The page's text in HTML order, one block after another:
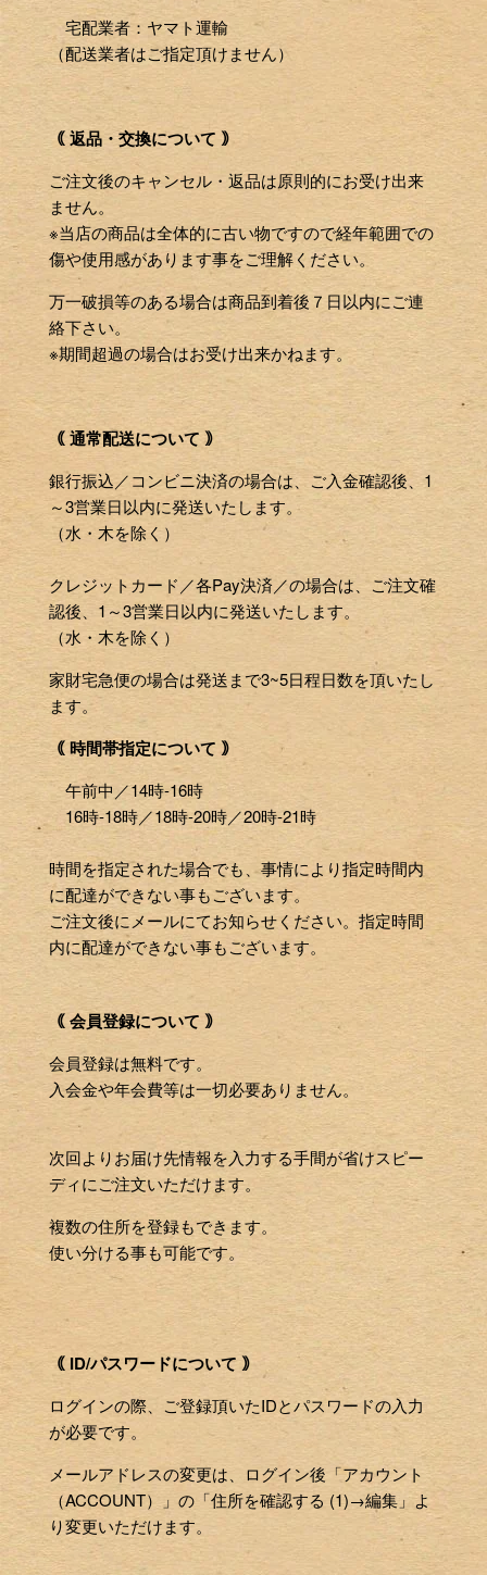
宅配業者：ヤマト運輸
（配送業者はご指定頂けません）
｟ 返品・交換について ｠
ご注文後のキャンセル・返品は原則的にお受け出来
ません。
※当店の商品は全体的に古い物ですので経年範囲での
傷や使用感があります事をご理解ください。
万一破損等のある場合は商品到着後７日以内にご連
絡下さい。
※期間超過の場合はお受け出来かねます。
｟ 通常配送について ｠
銀行振込／コンビニ決済の場合は、ご入金確認後、1
～3営業日以内に発送いたします。
（水・木を除く）
クレジットカード／各Pay決済／の場合は、ご注文確
認後、1～3営業日以内に発送いたします。
（水・木を除く）
家財宅急便の場合は発送まで3~5日程日数を頂いたし
ます。
｟ 時間帯指定について ｠
午前中／14時-16時
16時-18時／18時-20時／20時-21時
時間を指定された場合でも、事情により指定時間内
に配達ができない事もございます。
ご注文後にメールにてお知らせください。指定時間
内に配達ができない事もございます。
｟ 会員登録について ｠
会員登録は無料です。
入会金や年会費等は一切必要ありません。
次回よりお届け先情報を入力する手間が省けスピー
ディにご注文いただけます。
複数の住所を登録もできます。
使い分ける事も可能です。
｟ ID/パスワードについて ｠
ログインの際、ご登録頂いたIDとパスワードの入力
が必要です。
メールアドレスの変更は、ログイン後「アカウント
（ACCOUNT）」の「住所を確認する (1)→編集」よ
り変更いただけます。